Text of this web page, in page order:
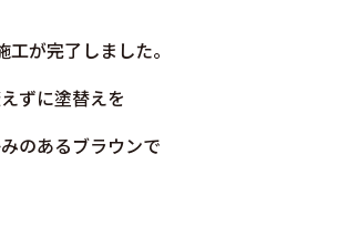
が完了しました。
ずに塗替えを
のあるブラウンで